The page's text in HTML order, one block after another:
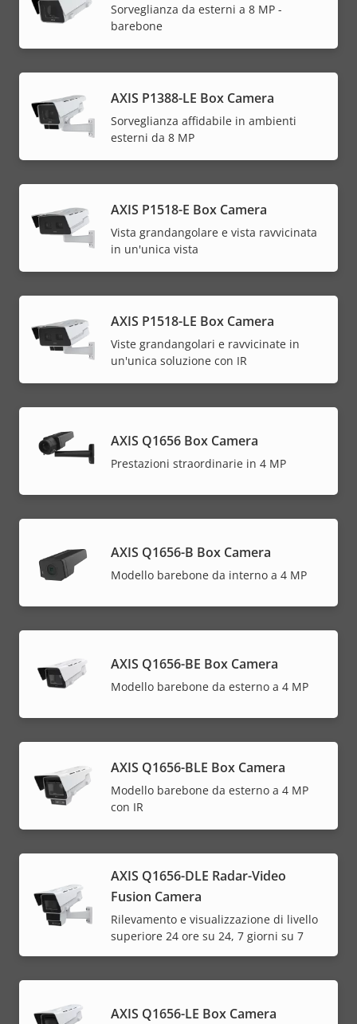
Sorveglianza da esterni a 8 MP -
barebone
AXIS P1388-LE Box Camera
Sorveglianza affidabile in ambienti
esterni da 8 MP
AXIS P1518-E Box Camera
Vista grandangolare e vista ravvicinata
in un'unica vista
AXIS P1518-LE Box Camera
Viste grandangolari e ravvicinate in
un'unica soluzione con IR
AXIS Q1656 Box Camera
Prestazioni straordinarie in 4 MP
AXIS Q1656-B Box Camera
Modello barebone da interno a 4 MP
AXIS Q1656-BE Box Camera
Modello barebone da esterno a 4 MP
AXIS Q1656-BLE Box Camera
Modello barebone da esterno a 4 MP
con IR
AXIS Q1656-DLE Radar-Video
Fusion Camera
Rilevamento e visualizzazione di livello
superiore 24 ore su 24, 7 giorni su 7
AXIS Q1656-LE Box Camera